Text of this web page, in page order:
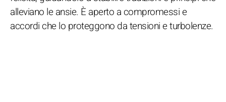
alleviano le ansie. È aperto a compromessi e
accordi che lo proteggono da tensioni e turbolenze.